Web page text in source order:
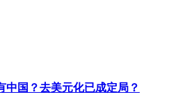
中国？去美元化已成定局？